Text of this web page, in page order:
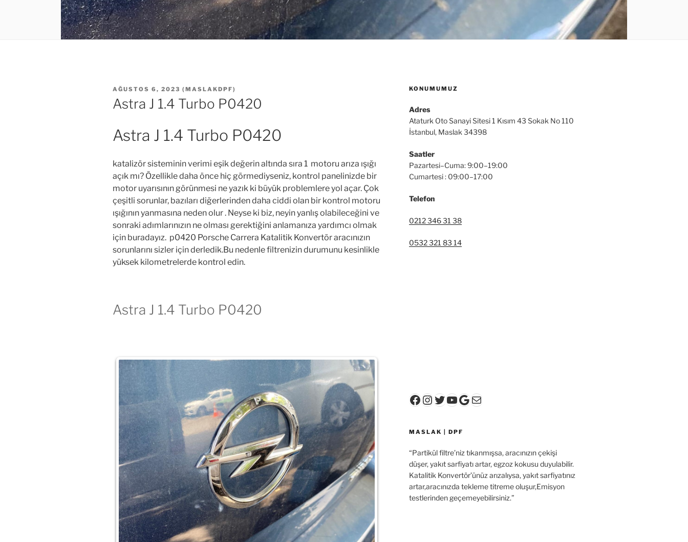
YAYIM
TARIHI
AĞUSTOS 6, 2023 ( MASLAKDPF)
Astra J 1.4 Turbo P0420
Astra J 1.4 Turbo P0420
katalizör sisteminin verimi eşik değerin altında sıra 1 motoru arıza ışığı
açık mı? Özellikle daha önce hiç görmediyseniz, kontrol panelinizde bir
motor uyarısının görünmesi ne yazık ki büyük problemlere yol açar. Çok
çeşitli sorunlar, bazıları diğerlerinden daha ciddi olan bir kontrol motoru
ışığının yanmasına neden olur . Neyse ki biz, neyin yanlış olabileceğini ve
sonraki adımlarınızın ne olması gerektiğini anlamanıza yardımcı olmak
için buradayız. p0420 Porsche Carrera Katalitik Konvertör aracınızın
sorunlarını sizler için derledik.Bu nedenle filtrenizin durumunu kesinlikle
yüksek kilometrelerde kontrol edin.
Astra J 1.4 Turbo P0420
KONUMUMUZ
Adres
Ataturk Oto Sanayi Sitesi 1 Kısım 43 Sokak No 110
İstanbul, Maslak 34398
Saatler
Pazartesi–Cuma: 9:00–19:00
Cumartesi : 09:00–17:00
Telefon
0212 346 31 38
0532 321 83 14
Facebook
Instagram
Twitter
YouTube
Google
E-posta
MASLAK | DPF
“Partikül filtre’niz tıkanmışsa, aracınızın çekişi
düşer, yakıt sarfiyatı artar, egzoz kokusu duyulabilir.
Katalitik Konvertör’ünüz arızalıysa, yakıt sarfiyatınız
artar,aracınızda tekleme titreme oluşur,Emisyon
testlerinden geçemeyebilirsiniz.”